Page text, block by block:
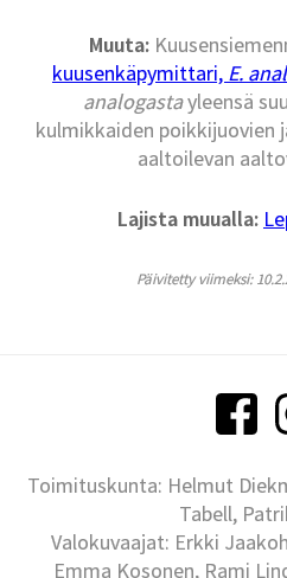
Muuta:
kuusenkäpymittari, E.
analogastayleensä
kulmikkaiden poikkijuovien
aaltoilevan
Lajista muualla:
Päivitetty viimeksi:
Toimituskunta: Helmut
Tabell,
Valokuvaajat: Erkki
Emma Kosonen, Rami